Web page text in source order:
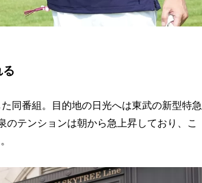
同番組。目的地の日光へは東武の新型特急
のテンションは朝から急上昇しており、こ